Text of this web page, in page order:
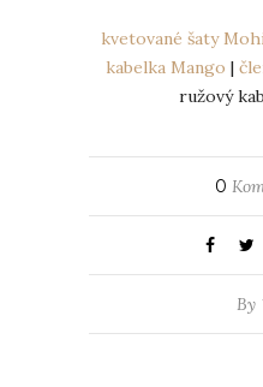
kvetované šaty
kabelka Mango |
ružový
0
By